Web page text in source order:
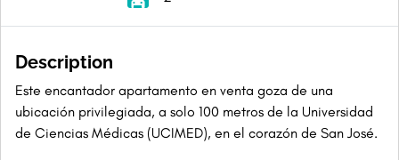
Description
Este encantador apartamento en venta goza de una
ubicación privilegiada, a solo 100 metros de la Universidad
de Ciencias Médicas (UCIMED), en el corazón de San José.